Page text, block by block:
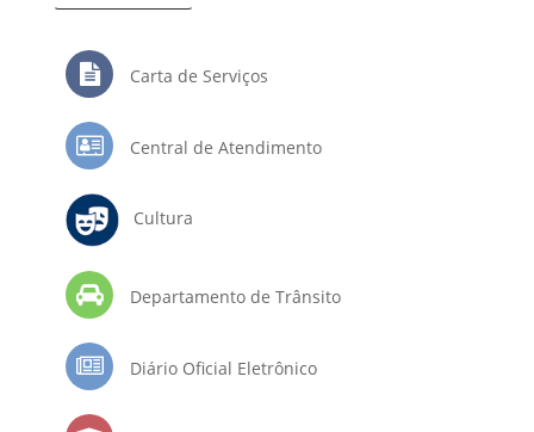
Carta de Serviços
Central de Atendimento
Cultura
Departamento de Trânsito
Diário Oficial Eletrônico